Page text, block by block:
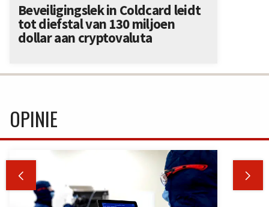
Beveiligingslek in Coldcard leidt
tot diefstal van 130 miljoen
dollar aan cryptovaluta
OPINIE
 